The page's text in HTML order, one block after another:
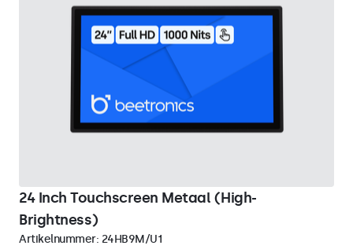
24 Inch Touchscreen Metaal (High-
Brightness)
Artikelnummer: 24HB9M/U1